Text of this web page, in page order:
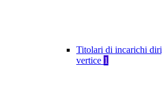
Titolari di incarichi
vertice 1